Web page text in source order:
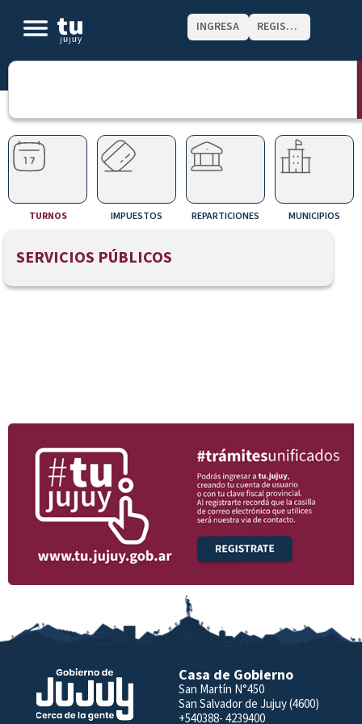
INGRESA REGISTRATE
TURNOS IMPUESTOS REPARTICIONES MUNICIPIOS
SERVICIOS PÚBLICOS
Casa de Gobierno
San Martín N°450
San Salvador de Jujuy (4600)
+540388- 4239400